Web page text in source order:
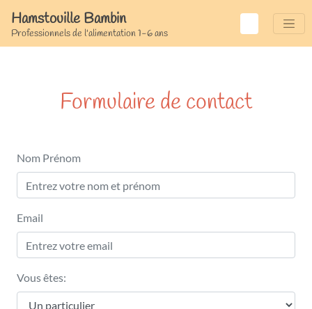
Hamstouille Bambin
Professionnels de l'alimentation 1-6 ans
Formulaire de contact
Nom Prénom
Email
Vous êtes: